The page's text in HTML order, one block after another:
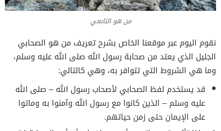
من هو التابعي
نقوم اليوم عبر موقعنا الخاص بشرح تعريف من هو الصحابي
الجليل الذي يعتد من صحابة رسول الله صلى الله عليه وسلم،
وما هي الشروط التي تتوافر به، وهي كالتالي:
قد يستخدم لفظ الصحابي لأصحاب رسول الله – صلى الله
عليه وسلم – الذين كانوا مع رسول الله وآمنوا به وماتوا
على الإيمان حتى زمن حياتهم.